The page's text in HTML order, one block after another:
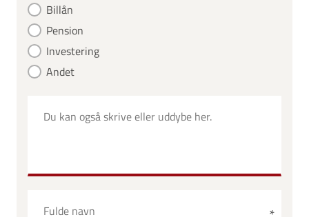
Billån
Pension
Investering
Andet